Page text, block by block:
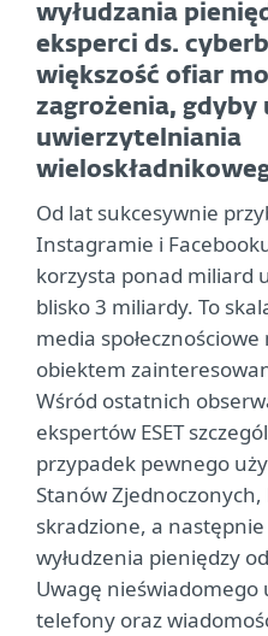
wyłudzania
eksperci ds.
większość ofiar
zagrożenia, gdyby
uwierzytelniania
Od lat sukcesywnie
Instagramie i
korzysta ponad miliard
blisko 3 miliardy. To
media
obiektem
Wśród ostatnich
ekspertów ESET
przypadek pewnego
Stanów
skradzione, a
wyłudzenia pieniędzy
Uwagę nieświadomego
telefony oraz